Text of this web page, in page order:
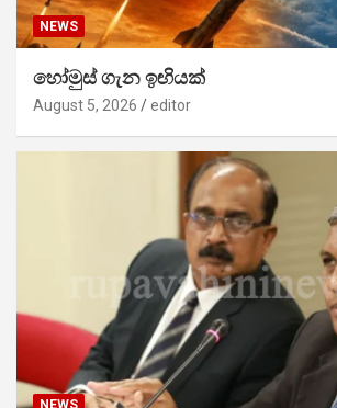
NEWS
හෝමුස් ගැන ඉඟියක්
August 5, 2026 editor